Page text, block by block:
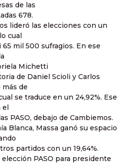
de las
678.
lideró las elecciones con un
cual
mil 500 sufragios. En ese
Michetti
de Daniel Scioli y Carlos
de
se traduce en un 24,92%. Ese
PASO, debajo de Cambiemos.
Blanca, Massa ganó su espacio
partidos con un 19,64%.
PASO para presidente